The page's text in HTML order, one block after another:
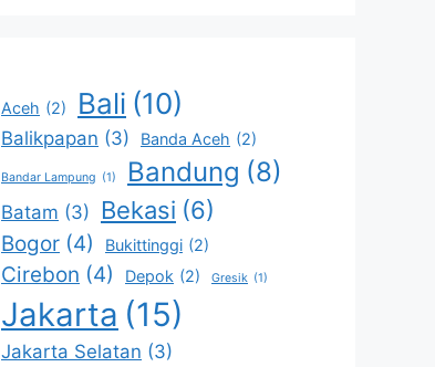
Aceh (2) Bali (10)
Balikpapan (3) Banda Aceh (2)
Bandar Lampung (1) Bandung (8)
Batam (3) Bekasi (6)
Bogor (4) Bukittinggi (2)
Cirebon (4) Depok (2) Gresik (1)
Jakarta (15)
Jakarta Selatan (3)